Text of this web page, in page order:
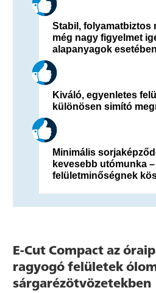
Stabil, folyamatbiztos
még nagy figyelmet
alapanyagok
Kiváló, egyenletes
különösen simító
Minimális
kevesebb utómunka
felületminőségnek
E-Cut Compact az
ragyogó felületek
sárgarézötvözetekben